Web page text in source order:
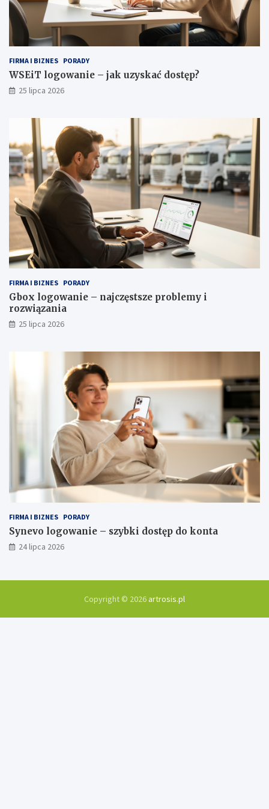
d
r
o
b
y
FIRMA I BIZNES PORADY
WSEiT logowanie – jak uzyskać dostęp?
25 lipca 2026
FIRMA I BIZNES PORADY
Gbox logowanie – najczęstsze problemy i
rozwiązania
25 lipca 2026
FIRMA I BIZNES PORADY
Synevo logowanie – szybki dostęp do konta
24 lipca 2026
Copyright © 2026artrosis.pl